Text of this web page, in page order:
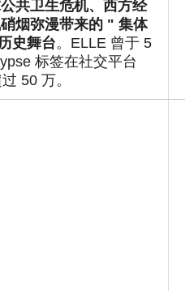
共卫生危机、西方经
烟弥漫带来的 " 集体
史舞台。ELLE 曾于 5
标签在社交平台
50 万。